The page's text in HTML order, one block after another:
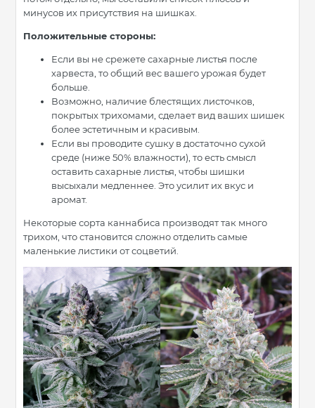
минусов их присутствия на шишках.
Положительные стороны:
Если вы не срежете сахарные листья после
харвеста, то общий вес вашего урожая будет
больше.
Возможно, наличие блестящих листочков,
покрытых трихомами, сделает вид ваших шишек
более эстетичным и красивым.
Если вы проводите сушку в достаточно сухой
среде (ниже 50% влажности), то есть смысл
оставить сахарные листья, чтобы шишки
высыхали медленнее. Это усилит их вкус и
аромат.
Некоторые сорта каннабиса производят так много
трихом, что становится сложно отделить самые
маленькие листики от соцветий.